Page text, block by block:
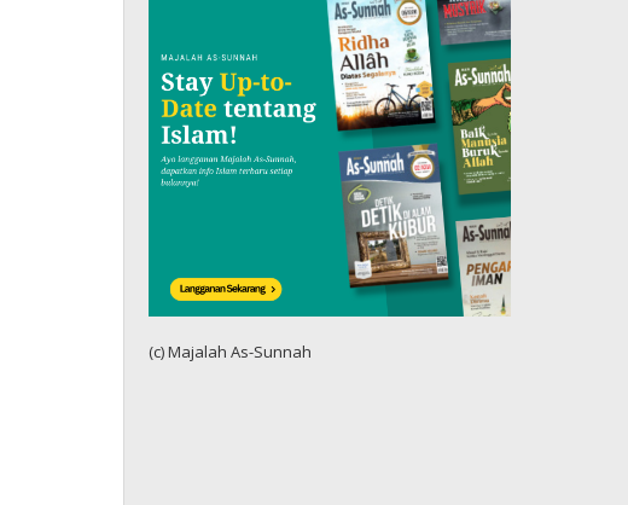
(c) Majalah As-Sunnah